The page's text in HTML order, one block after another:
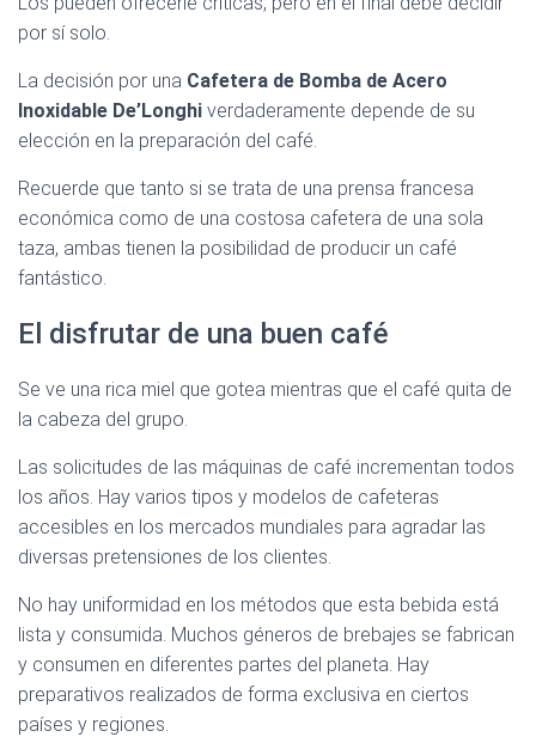
por sí solo.
La decisión por una Cafetera de Bomba de Acero
Inoxidable De’Longhi verdaderamente depende de su
elección en la preparación del café.
Recuerde que tanto si se trata de una prensa francesa
económica como de una costosa cafetera de una sola
taza, ambas tienen la posibilidad de producir un café
fantástico.
El disfrutar de una buen café
Se ve una rica miel que gotea mientras que el café quita de
la cabeza del grupo.
Las solicitudes de las máquinas de café incrementan todos
los años. Hay varios tipos y modelos de cafeteras
accesibles en los mercados mundiales para agradar las
diversas pretensiones de los clientes.
No hay uniformidad en los métodos que esta bebida está
lista y consumida. Muchos géneros de brebajes se fabrican
y consumen en diferentes partes del planeta. Hay
preparativos realizados de forma exclusiva en ciertos
países y regiones.